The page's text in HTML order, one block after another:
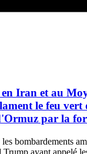
Iran et au
le feu
par la
bombardements
ayant appelé